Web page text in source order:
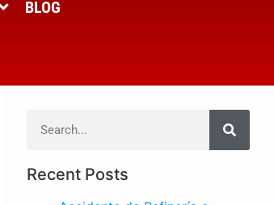
BLOG
Recent Posts